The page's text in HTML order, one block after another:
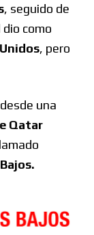
, seguido de
dio como
, pero
una
Qatar